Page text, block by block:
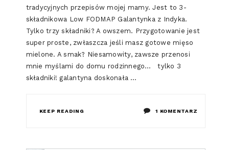
tradycyjnych przepisów mojej mamy. Jest to 3-
składnikowa Low FODMAP Galantynka z Indyka.
Tylko trzy składniki? A owszem. Przygotowanie jest
super proste, zwłaszcza jeśli masz gotowe mięso
mielone. A smak? Niesamowity, zawsze przenosi
mnie myślami do domu rodzinnego… tylko 3
składniki! galantyna doskonała …
KEEP READING 1 KOMENTARZ